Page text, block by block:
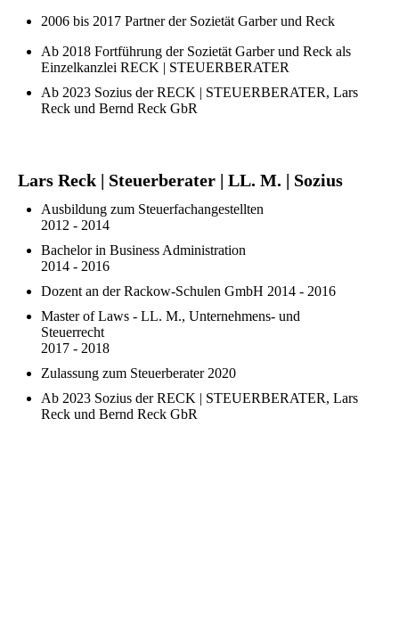
2006 bis 2017 Partner der Sozietät Garber und Reck
Ab 2018 Fortführung der Sozietät Garber und Reck als
Einzelkanzlei RECK | STEUERBERATER
Ab 2023 Sozius der RECK | STEUERBERATER, Lars
Reck und Bernd Reck GbR
Lars Reck | Steuerberater | LL. M. | Sozius
Ausbildung zum Steuerfachangestellten
2012 - 2014
Bachelor in Business Administration
2014 - 2016
Dozent an der Rackow-Schulen GmbH 2014 - 2016
Master of Laws - LL. M., Unternehmens- und
Steuerrecht
2017 - 2018
Zulassung zum Steuerberater 2020
Ab 2023 Sozius der RECK | STEUERBERATER, Lars
Reck und Bernd Reck GbR